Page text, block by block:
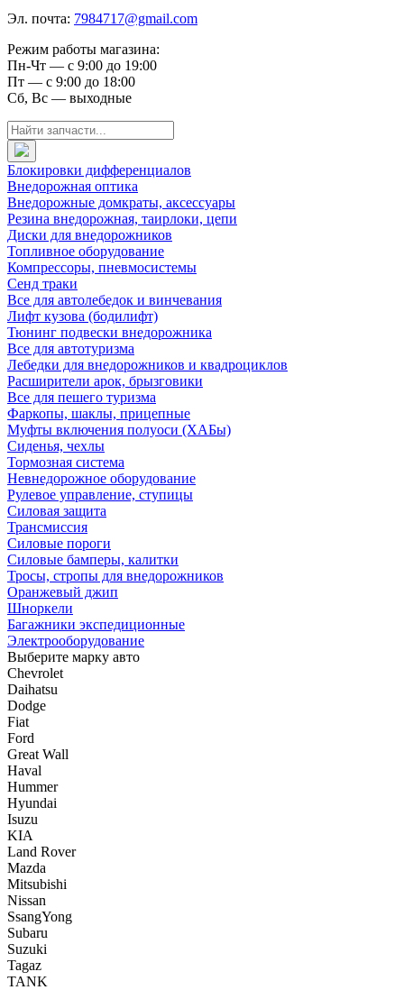
Эл. почта: 7984717@gmail.com
Режим работы магазина:
Пн-Чт — с 9:00 до 19:00
Пт — с 9:00 до 18:00
Сб, Вс — выходные
Блокировки дифференциалов
Внедорожная оптика
Внедорожные домкраты, аксессуары
Резина внедорожная, таирлоки, цепи
Диски для внедорожников
Топливное оборудование
Компрессоры, пневмосистемы
Сенд траки
Все для автолебедок и винчевания
Лифт кузова (бодилифт)
Тюнинг подвески внедорожника
Все для автотуризма
Лебедки для внедорожников и квадроциклов
Расширители арок, брызговики
Все для пешего туризма
Фаркопы, шаклы, прицепные
Муфты включения полуоси (ХАБы)
Сиденья, чехлы
Тормозная система
Невнедорожное оборудование
Рулевое управление, ступицы
Силовая защита
Трансмиссия
Силовые пороги
Силовые бамперы, калитки
Тросы, стропы для внедорожников
Оранжевый джип
Шноркели
Багажники экспедиционные
Электрооборудование
Выберите марку авто
Chevrolet
Daihatsu
Dodge
Fiat
Ford
Great Wall
Haval
Hummer
Hyundai
Isuzu
KIA
Land Rover
Mazda
Mitsubishi
Nissan
SsangYong
Subaru
Suzuki
Tagaz
TANK